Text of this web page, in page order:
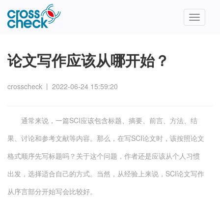
Toggle
论文写作应该从哪开始？
crosscheck 丨 2022-06-24 15:59:20
通常来说，一篇SCI应该包含标题、摘要、前言、方法、结
果、讨论和参考文献等内容。那么，在写SCI论文时，该按照论文
格式顺序先写标题吗？关于这个问题，作者还是应该从个人习惯
出发，选择适合自己的方式。当然，从经验上来说，SCI论文写作
从序言部分开始写会比较好。